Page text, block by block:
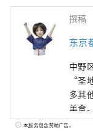
撰稿
东京
中野
“圣
多其
美食
一次
本服务包含赞助广告。